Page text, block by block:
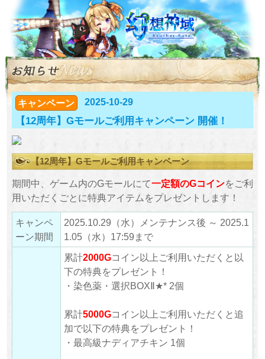
キャンペーン 2025-10-29
【12周年】Gモールご利用キャンペーン 開催！
【12周年】Gモールご利用キャンペーン
期間中、ゲーム内のGモールにて一定額のGコインをご利
用いただくごとに特典アイテムをプレゼントします！
キャンペ
ーン期間
2025.10.29（水）メンテナンス後 ～ 2025.1
1.05（水）17:59まで
累計2000Gコイン以上ご利用いただくと以
下の特典をプレゼント！
・染色薬・選択BOXⅡ★* 2個
累計5000Gコイン以上ご利用いただくと追
加で以下の特典をプレゼント！
・最高級ナディアチキン 1個